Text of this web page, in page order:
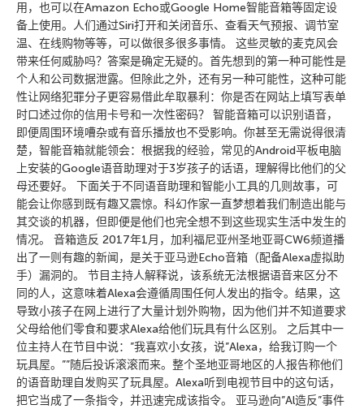
用，也可以在Amazon Echo或Google Home智能音箱等固定设
备上使用。人们通过Siri打开和关闭音乐、查看天气预报、调节室
温、在线购物等等，可以做很多很多事情。 这些灵敏的麦克风会
带来任何威胁吗？答案是确定无疑的。首先想到的第一种可能性是
个人和公司数据泄露。但除此之外，还有另一种可能性，这种可能
性让网络犯罪分子更容易借此牟取暴利：你是否在网站上填写表单
时口述过你的信用卡号和一次性密码？ 智能音箱可以识别语音，
即便周围环境嘈杂或有音乐播放也不受影响。你甚至无需说得很清
楚，智能音箱就能领会：根据我的经验，常见的Android平板电脑
上安装的Google语音助理对于3岁孩子的话语，理解得比他们的父
母还要好。 下面关于不同语音助理和智能小工具的几则故事，可
能会让你感到既有趣又震惊。科幻作家一直梦想着我们制造出能与
其交谈的机器，但即便是他们也完全想不到这些现实生活中发生的
情况。 音箱造反 2017年1月，加利福尼亚州圣地亚哥CW6频道播
出了一则有趣的新闻，是关于亚马逊Echo音箱（配备Alexa虚拟助
手）漏洞的。 节目主持人解释说，该系统无法根据语音来区分不
同的人，这意味着Alexa会遵循周围任何人发出的指令。结果，这
导致小孩子在网上进行了大量计划外购物，因为他们并不知道要求
父母给他们零食和要求Alexa给他们玩具有什么区别。 之后其中一
位主持人在节目中说：”我喜欢小女孩，说”Alexa，给我订购一个
玩具屋。””随后投诉滚滚而来。整个圣地亚哥地区的人报告称他们
的语音助理自发购买了玩具屋。Alexa听到电视节目中的这句话，
把它当成了一条指令，并迅速完成该指令。 亚马逊向”Al造反”事件